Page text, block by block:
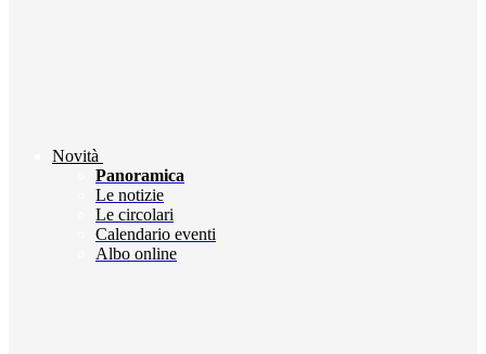
Novità
Panoramica
Le notizie
Le circolari
Calendario eventi
Albo online